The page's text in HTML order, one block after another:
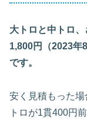
大トロと中トロ
1,800円（2023年
です。
安く見積もった
トロが1貫400円